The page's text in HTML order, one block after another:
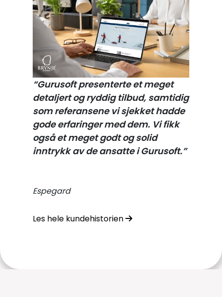
“Gurusoft presenterte et meget
detaljert og ryddig tilbud, samtidig
som referansene vi sjekket hadde
gode erfaringer med dem. Vi fikk
også et meget godt og solid
inntrykk av de ansatte i Gurusoft.”
Espegard
Les hele kundehistorien